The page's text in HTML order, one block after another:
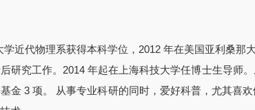
学近代物理系获得本科学位，2012 年在美国亚利桑
研究工作。2014 年起在上海科技大学任博士生导师
金 3 项。 从事专业科研的同时，爱好科普，尤其喜